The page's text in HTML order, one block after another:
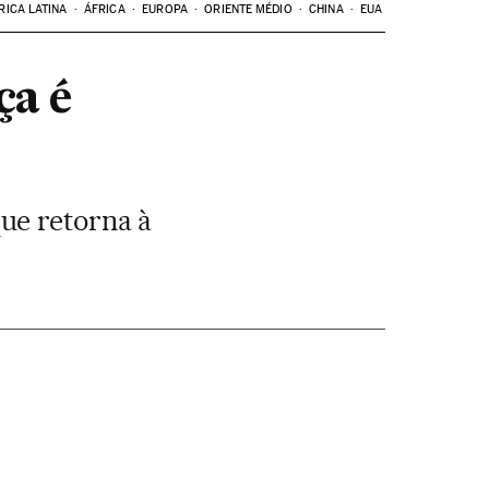
LATINA ÁFRICA EUROPA ORIENTE MÉDIO CHINA EUA
é
retorna à